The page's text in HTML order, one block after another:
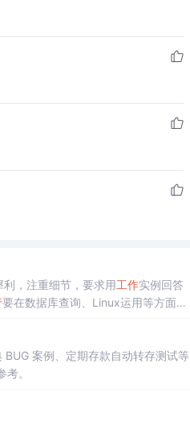
利，注重细节，要求用工作实例回答
要在数据库查询、Linux运用等方面下
BUG 案例、定期存款自动转存测试等
。